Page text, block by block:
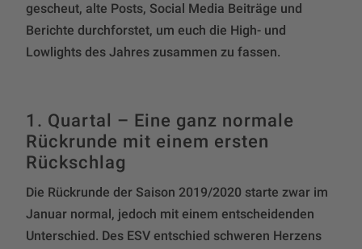
gescheut, alte Posts, Social Media Beiträge und
Berichte durchforstet, um euch die High- und
Lowlights des Jahres zusammen zu fassen.
1. Quartal – Eine ganz normale
Rückrunde mit einem ersten
Rückschlag
Die Rückrunde der Saison 2019/2020 starte zwar im
Januar normal, jedoch mit einem entscheidenden
Unterschied. Des ESV entschied schweren Herzens